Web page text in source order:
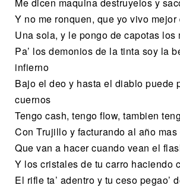
Y no me ronquen, que yo vivo
Una sola, y le pongo de capotas los
Pa’ los demonios de la tinta soy la
infierno
Bajo el deo y hasta el diablo puede
cuernos
Tengo cash, tengo flow, tambien
Con Trujillo y facturando al año
Que van a hacer cuando vean el
Y los cristales de tu carro haciendo
El rifle ta’ adentro y tu ceso pegao’